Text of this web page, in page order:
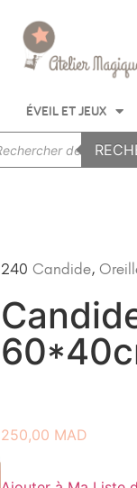
ÉVEIL ET JEUX
240 Candide,
250,00 MAD